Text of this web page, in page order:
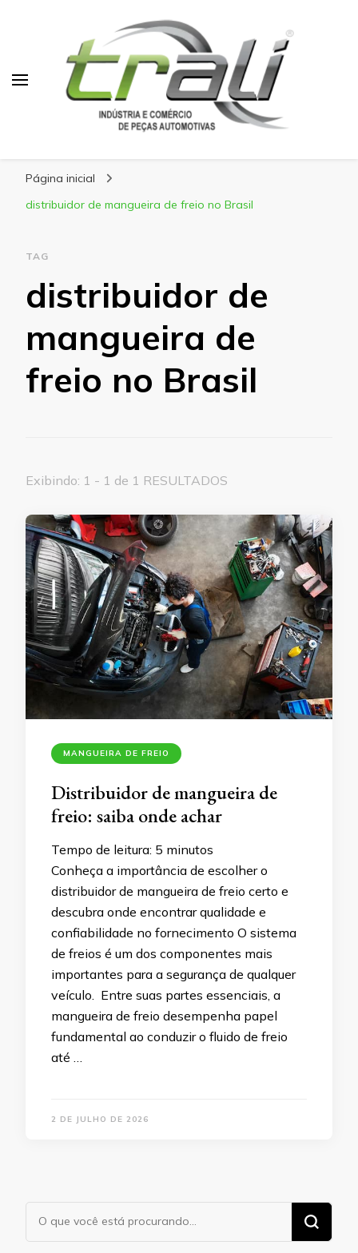
Página inicial
distribuidor de mangueira de freio no Brasil
TAG
distribuidor de
mangueira de
freio no Brasil
Exibindo: 1 - 1 de 1 RESULTADOS
MANGUEIRA DE FREIO
Distribuidor de mangueira de
freio: saiba onde achar
Tempo de leitura: 5 minutos
Conheça a importância de escolher o
distribuidor de mangueira de freio certo e
descubra onde encontrar qualidade e
confiabilidade no fornecimento O sistema
de freios é um dos componentes mais
importantes para a segurança de qualquer
veículo. Entre suas partes essenciais, a
mangueira de freio desempenha papel
fundamental ao conduzir o fluido de freio
até …
2 DE JULHO DE 2026
Procurando